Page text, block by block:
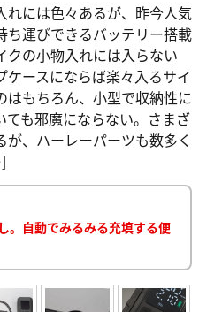
には色々あるが、昨今人気
ち運びできるバッテリー搭載
クの小物入れには入らない
ースにならば楽々入るサイ
はもちろん、小型で収納性に
も邪魔にならない。さまざ
、ハーレーパーツも数多く
。自動でみるみる充填する便